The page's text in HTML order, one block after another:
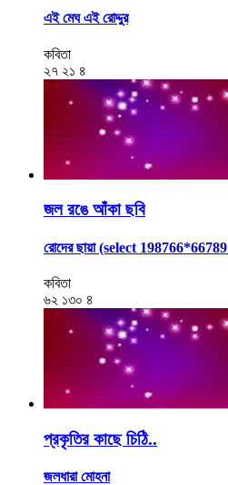
এই মেঘ এই রোদ্দুর
কবিতা
২৭ ২১ ৪
জল রঙে আঁকা ছবি
রোদের ছায়া (select
কবিতা
৬২ ১৩০ ৪
প্রকৃতির কাছে চিঠি..
জলধারা মোহনা